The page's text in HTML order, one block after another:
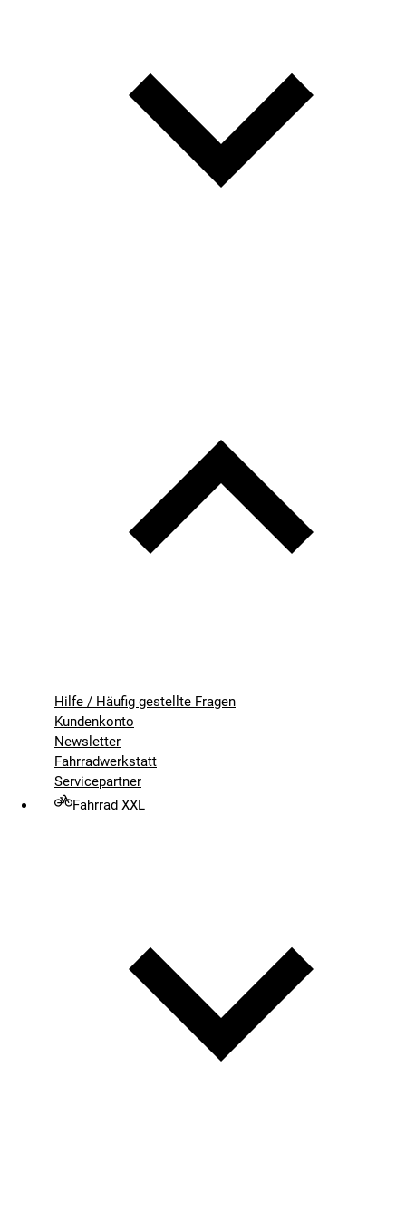
Hilfe / Häufig gestellte Fragen
Kundenkonto
Newsletter
Fahrradwerkstatt
Servicepartner
Fahrrad XXL